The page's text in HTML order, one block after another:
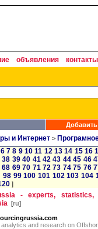
объявления контакты
Добавить
и Интернет >
6 7 8 9 10 11 12 13 14 15 16
38 39 40 41 42 43 44 45 46
68 69 70 71 72 73 74 75 76
98 99 100 101 102 103 104
]
- experts,
[ru]
and research on